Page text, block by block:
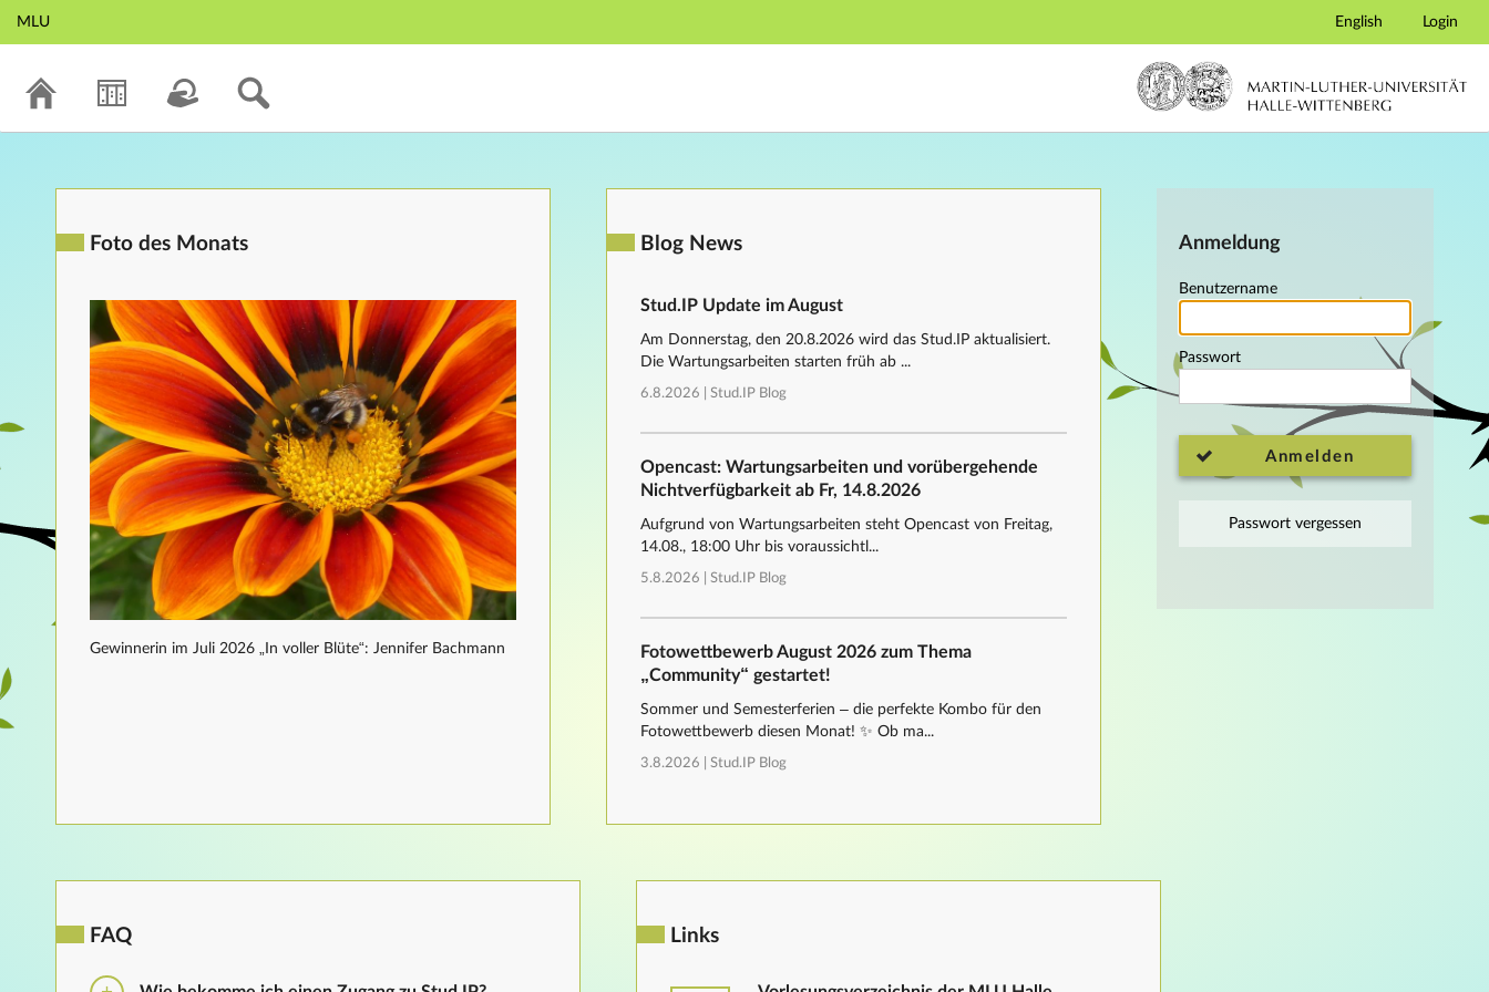
Hauptnavigation
MLU English Login
Anmeldung
Benutzername
Passwort
Anmelden
Passwort vergessen
Foto des Monats
Gewinnerin im Juli 2026 „In voller Blüte“: Jennifer Bachmann
Blog News
Stud.IP Update im August
Am Donnerstag, den 20.8.2026 wird das Stud.IP aktualisiert.
Die Wartungsarbeiten starten früh ab ...
6.8.2026 | Stud.IP Blog
Opencast: Wartungsarbeiten und vorübergehende
Nichtverfügbarkeit ab Fr, 14.8.2026
Aufgrund von Wartungsarbeiten steht Opencast von Freitag,
14.08., 18:00 Uhr bis voraussichtl...
5.8.2026 | Stud.IP Blog
Fotowettbewerb August 2026 zum Thema
„Community“ gestartet!
Sommer und Semesterferien – die perfekte Kombo für den
Fotowettbewerb diesen Monat! ✨ Ob ma...
3.8.2026 | Stud.IP Blog
FAQ Links